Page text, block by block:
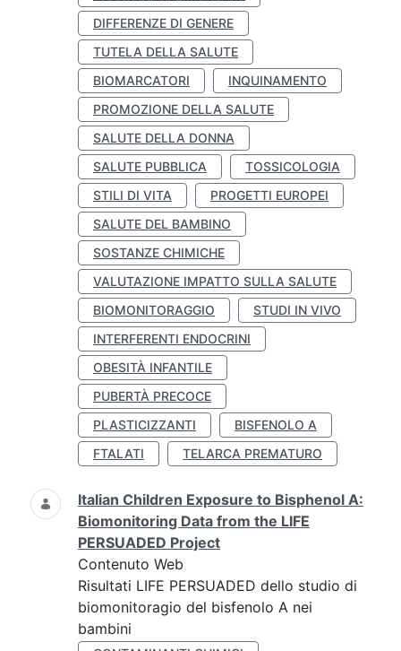
DIFFERENZE DI GENERE
TUTELA DELLA SALUTE
BIOMARCATORI
INQUINAMENTO
PROMOZIONE DELLA SALUTE
SALUTE DELLA DONNA
SALUTE PUBBLICA
TOSSICOLOGIA
STILI DI VITA
PROGETTI EUROPEI
SALUTE DEL BAMBINO
SOSTANZE CHIMICHE
VALUTAZIONE IMPATTO SULLA SALUTE
BIOMONITORAGGIO
STUDI IN VIVO
INTERFERENTI ENDOCRINI
OBESITÀ INFANTILE
PUBERTÀ PRECOCE
PLASTICIZZANTI
BISFENOLO A
FTALATI
TELARCA PREMATURO
Italian Children Exposure to Bisphenol A:
Biomonitoring Data from the LIFE
PERSUADED Project
Contenuto Web
Risultati LIFE PERSUADED dello studio di
biomonitoragio del bisfenolo A nei
bambini